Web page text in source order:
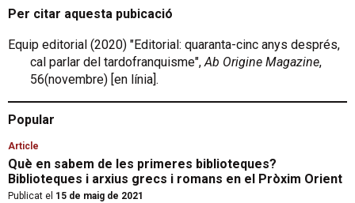
Per citar aquesta pubicació
Equip editorial (2020) "Editorial: quaranta-cinc anys després,
cal parlar del tardofranquisme",Ab Origine Magazine,
56(novembre) [en línia].
Popular
Article
Què en sabem de les primeres biblioteques?
Biblioteques i arxius grecs i romans en el Pròxim Orient
Publicat el 15 de maig de 2021